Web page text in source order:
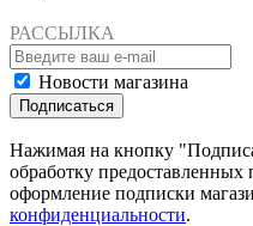
РАССЫЛКА
Новости магазина
Подписаться
Нажимая на кнопку
обработку
оформление подписки
конфиденциальности.